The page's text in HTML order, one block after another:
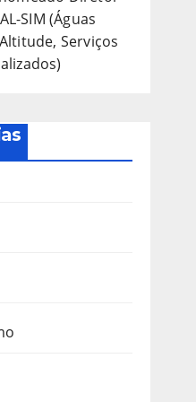
SIM (Águas
Serviços